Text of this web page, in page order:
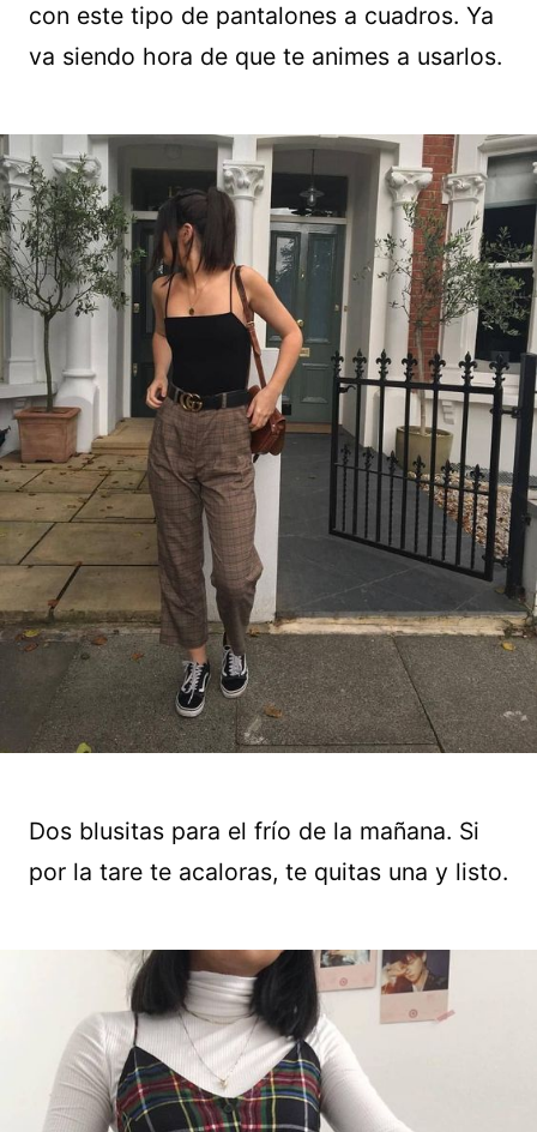
con este tipo de pantalones a cuadros. Ya
va siendo hora de que te animes a usarlos.
Dos blusitas para el frío de la mañana. Si
por la tare te acaloras, te quitas una y listo.